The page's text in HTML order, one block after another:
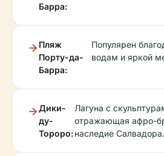
Барра:
Пляж
Порту-да-
Барра:
Популярен
водам и яркой
Дики-
ду-
Тороро:
Лагуна с
отражающая афро-
наследие Салвадора.